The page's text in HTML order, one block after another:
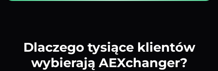
Dlaczego tysiące klientów
wybierają AEXchanger?